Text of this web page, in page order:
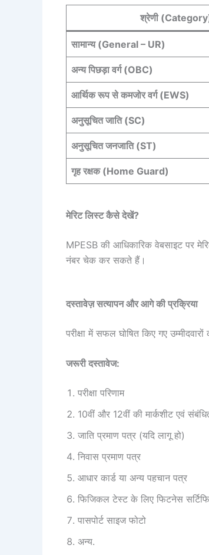
श्रेणी
सामान्य (General – UR)
अन्य पिछड़ा वर्ग (OBC)
आर्थिक रूप से कमजोर वर्ग (EWS)
अनुसूचित जाति (SC)
अनुसूचित जनजाति (ST)
गृह रक्षक (Home Guard)
मेरिट लिस्ट कैसे देखें?
MPESB की आधिकारिक वेबसाइट पर
नंबर चेक कर सकते हैं।
दस्तावेज़ सत्यापन और आगे की प्रक्रिया
परीक्षा में सफल घोषित किए गए
जरूरी दस्तावेज:
परीक्षा परिणाम
10वीं और 12वीं की मार्कशीट एवं
जाति प्रमाण पत्र (यदि लागू हो)
निवास प्रमाण पत्र
आधार कार्ड या अन्य पहचान पत्र
फिजिकल टेस्ट के लिए फिटनेस
पासपोर्ट साइज फोटो
अन्य.